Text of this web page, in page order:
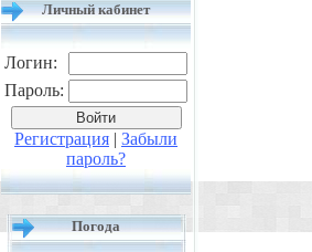
Личный кабинет
Логин:
Пароль:
Регистрация | Забыли
пароль?
Погода